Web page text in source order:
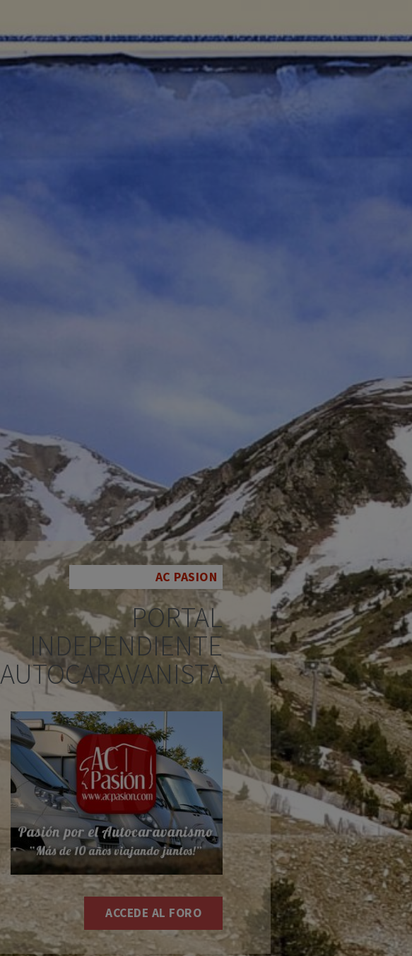
AC PASION
PORTAL
INDEPENDIENTE
AUTOCARAVANISTA
ACCEDE AL FORO